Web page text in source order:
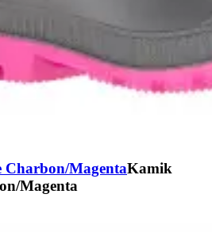
Charbon/MagentaKamik
Magenta